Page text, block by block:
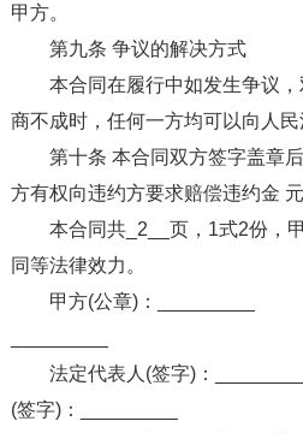
甲方。
第九条 争议的解决方式
本合同在履行中如发生争议
商不成时，任何一方均可以向人民
第十条 本合同双方签字盖章
方有权向违约方要求赔偿违约金 元
本合同共_2__页，1式2份，
同等法律效力。
甲方(公章)：
法定代表人(签字)：
(签字)：_________